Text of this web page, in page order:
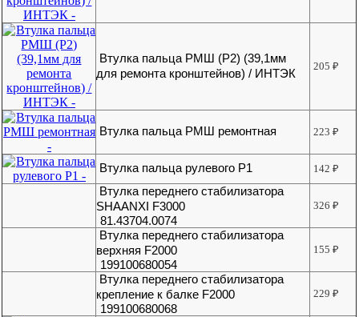
Втулка пальца РМШ (Р2) (39,1мм
для ремонта кронштейнов) / ИНТЭК
205₽
Втулка пальца РМШ ремонтная 223₽
Втулка пальца рулевого Р1 142₽
Втулка переднего стабилизатора
SHAANXI F3000
81.43704.0074
326₽
Втулка переднего стабилизатора
верхняя F2000
199100680054
155₽
Втулка переднего стабилизатора
крепление к балке F2000
199100680068
229₽